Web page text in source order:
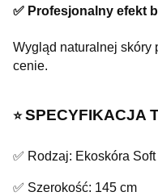
✅ Profesjonalny efekt
Wygląd naturalnej skóry
cenie.
⭐️SPECYFIKACJA
✅ Rodzaj: Ekoskóra
✅ Szerokość: 145 cm